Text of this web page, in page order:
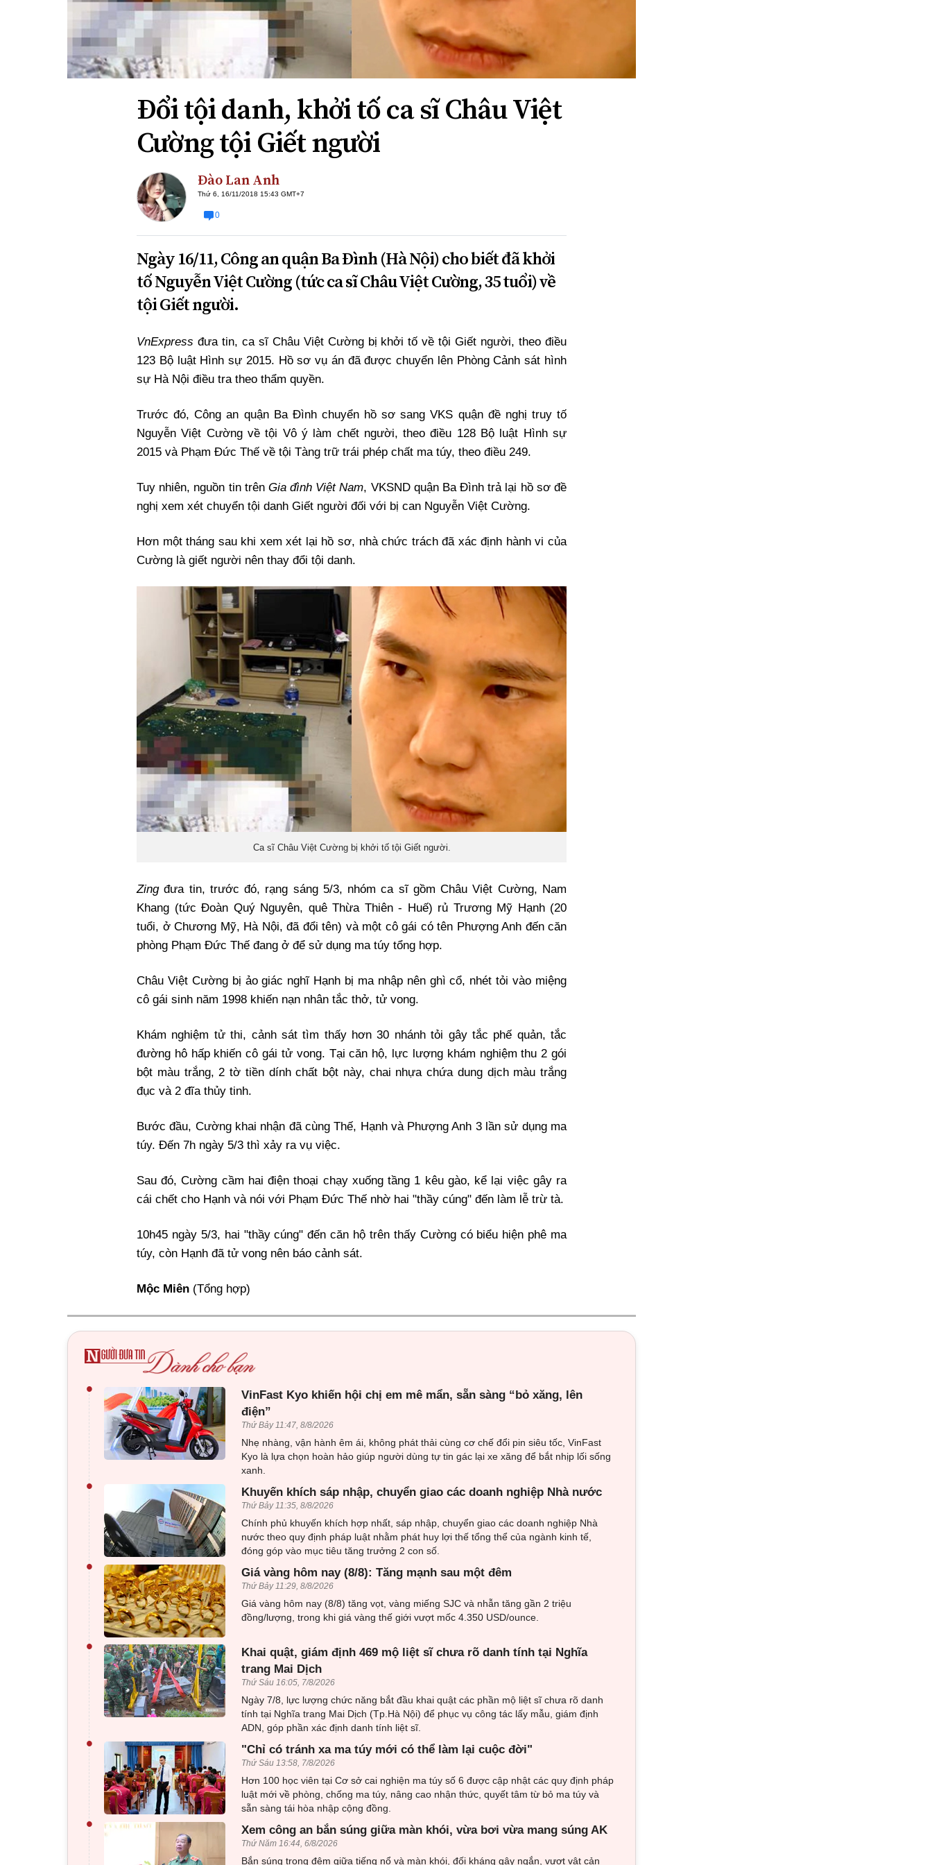
Xi nhan Trái Phải
Bạn đọc viết
Đổi tội danh, khởi tố ca sĩ Châu Việt
Cường tội Giết người
Đào Lan Anh
Thứ 6, 16/11/2018 15:43 GMT+7
0
Ngày 16/11, Công an quận Ba Đình (Hà Nội) cho biết đã khởi
tố Nguyễn Việt Cường (tức ca sĩ Châu Việt Cường, 35 tuổi) về
tội Giết người.
VnExpress đưa tin, ca sĩ Châu Việt Cường bị khởi tố về tội Giết người, theo điều
123 Bộ luật Hình sự 2015. Hồ sơ vụ án đã được chuyển lên Phòng Cảnh sát hình
sự Hà Nội điều tra theo thẩm quyền.
Trước đó, Công an quận Ba Đình chuyển hồ sơ sang VKS quận đề nghị truy tố
Nguyễn Việt Cường về tội Vô ý làm chết người, theo điều 128 Bộ luật Hình sự
2015 và Phạm Đức Thế về tội Tàng trữ trái phép chất ma túy, theo điều 249.
Tuy nhiên, nguồn tin trên Gia đình Việt Nam, VKSND quận Ba Đình trả lại hồ sơ đề
nghị xem xét chuyển tội danh Giết người đối với bị can Nguyễn Việt Cường.
Hơn một tháng sau khi xem xét lại hồ sơ, nhà chức trách đã xác định hành vi của
Cường là giết người nên thay đổi tội danh.
Ca sĩ Châu Việt Cường bị khởi tố tội Giết người.
Zingđưa tin, trước đó, rạng sáng 5/3, nhóm ca sĩ gồm Châu Việt Cường, Nam
Khang (tức Đoàn Quý Nguyên, quê Thừa Thiên - Huế) rủ Trương Mỹ Hạnh (20
tuổi, ở Chương Mỹ, Hà Nội, đã đổi tên) và một cô gái có tên Phượng Anh đến căn
phòng Phạm Đức Thế đang ở để sử dụng ma túy tổng hợp.
Châu Việt Cường bị ảo giác nghĩ Hạnh bị ma nhập nên ghì cổ, nhét tỏi vào miệng
cô gái sinh năm 1998 khiến nạn nhân tắc thở, tử vong.
Khám nghiệm tử thi, cảnh sát tìm thấy hơn 30 nhánh tỏi gây tắc phế quản, tắc
đường hô hấp khiến cô gái tử vong. Tại căn hộ, lực lượng khám nghiệm thu 2 gói
bột màu trắng, 2 tờ tiền dính chất bột này, chai nhựa chứa dung dịch màu trắng
đục và 2 đĩa thủy tinh.
Bước đầu, Cường khai nhận đã cùng Thế, Hạnh và Phượng Anh 3 lần sử dụng ma
túy. Đến 7h ngày 5/3 thì xảy ra vụ việc.
Sau đó, Cường cầm hai điện thoại chạy xuống tầng 1 kêu gào, kể lại việc gây ra
cái chết cho Hạnh và nói với Phạm Đức Thế nhờ hai "thầy cúng" đến làm lễ trừ tà.
10h45 ngày 5/3, hai "thầy cúng" đến căn hộ trên thấy Cường có biểu hiện phê ma
túy, còn Hạnh đã tử vong nên báo cảnh sát.
Mộc Miên (Tổng hợp)
•
VinFast Kyo khiến hội chị em mê mẩn, sẵn sàng “bỏ xăng, lên
điện”
Thứ Bảy 11:47, 8/8/2026
Nhẹ nhàng, vận hành êm ái, không phát thải cùng cơ chế đổi pin siêu tốc, VinFast
Kyo là lựa chọn hoàn hảo giúp người dùng tự tin gác lại xe xăng để bắt nhịp lối sống
xanh.
• Khuyến khích sáp nhập, chuyển giao các doanh nghiệp Nhà nước
Thứ Bảy 11:35, 8/8/2026
Chính phủ khuyến khích hợp nhất, sáp nhập, chuyển giao các doanh nghiệp Nhà
nước theo quy định pháp luật nhằm phát huy lợi thế tổng thể của ngành kinh tế,
đóng góp vào mục tiêu tăng trưởng 2 con số.
• Giá vàng hôm nay (8/8): Tăng mạnh sau một đêm
Thứ Bảy 11:29, 8/8/2026
Giá vàng hôm nay (8/8) tăng vọt, vàng miếng SJC và nhẫn tăng gần 2 triệu
đồng/lượng, trong khi giá vàng thế giới vượt mốc 4.350 USD/ounce.
•
Khai quật, giám định 469 mộ liệt sĩ chưa rõ danh tính tại Nghĩa
trang Mai Dịch
Thứ Sáu 16:05, 7/8/2026
Ngày 7/8, lực lượng chức năng bắt đầu khai quật các phần mộ liệt sĩ chưa rõ danh
tính tại Nghĩa trang Mai Dịch (Tp.Hà Nội) để phục vụ công tác lấy mẫu, giám định
ADN, góp phần xác định danh tính liệt sĩ.
• "Chỉ có tránh xa ma túy mới có thể làm lại cuộc đời"
Thứ Sáu 13:58, 7/8/2026
Hơn 100 học viên tại Cơ sở cai nghiện ma túy số 6 được cập nhật các quy định pháp
luật mới về phòng, chống ma túy, nâng cao nhận thức, quyết tâm từ bỏ ma túy và
sẵn sàng tái hòa nhập cộng đồng.
• Xem công an bắn súng giữa màn khói, vừa bơi vừa mang súng AK
Thứ Năm 16:44, 6/8/2026
Bắn súng trong đêm giữa tiếng nổ và màn khói, đối kháng gậy ngắn, vượt vật cản